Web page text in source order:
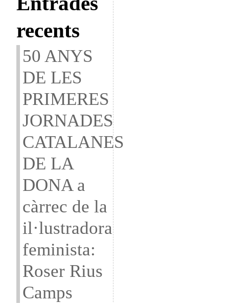
recents
50 ANYS
DE LES
PRIMERES
JORNADES
CATALANES
DE LA
DONA a
càrrec de la
il·lustradora
feminista:
Roser Rius
Camps